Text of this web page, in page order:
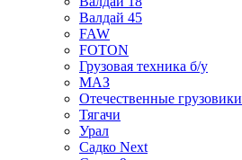
Валдай 45
FAW
FOTON
Грузовая техника б/у
МАЗ
Отечественные грузовики
Тягачи
Урал
Садко Next